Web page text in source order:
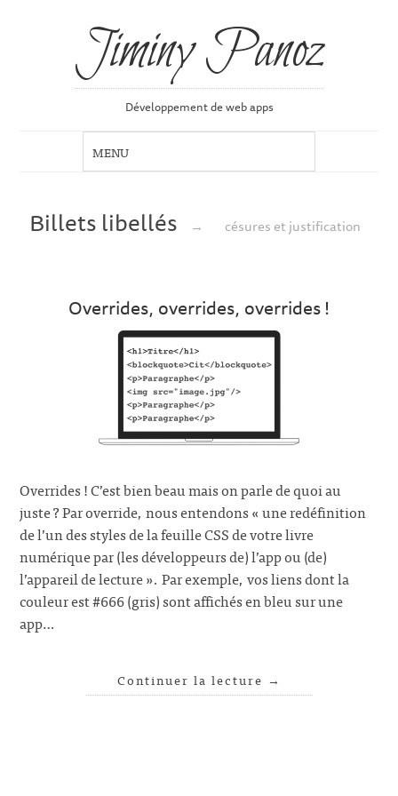
Jiminy Panoz
Développement de web apps
Billets libellés → césures et justification
Overrides, overrides, overrides !
Overrides ! C’est bien beau mais on parle de quoi au
juste ? Par override, nous entendons « une redéfinition
de l’un des styles de la feuille CSS de votre livre
numérique par (les développeurs de) l’app ou (de)
l’appareil de lecture ». Par exemple, vos liens dont la
couleur est #666 (gris) sont affichés en bleu sur une
app…
Continuer la lecture →